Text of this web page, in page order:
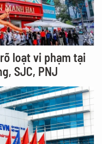
loạt vi phạm tại
SJC, PNJ